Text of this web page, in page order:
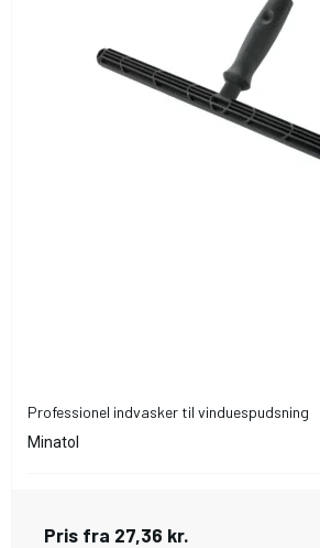
Professionel indvasker til vinduespudsning
Minatol
Pris fra 27,36 kr.